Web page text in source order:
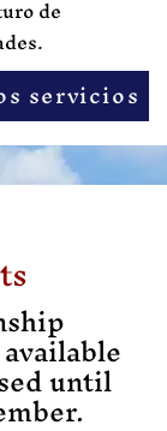
de
servicios
until